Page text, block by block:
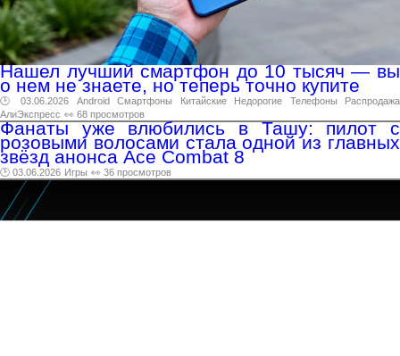
Нашел лучший смартфон до 10 тысяч — вы
о нем не знаете, но теперь точно купите
🕑 03.06.2026 Android Смартфоны Китайские Недорогие Телефоны
Распродажа
АлиЭкспресс 👀 68 просмотров
Фанаты уже влюбились в Ташу: пилот с
розовыми волосами стала одной из главных
звёзд анонса Ace Combat 8
🕑 03.06.2026 Игры 👀 36 просмотров